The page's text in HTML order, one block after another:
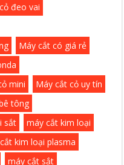
đeo vai
Máy cắt có giá rẻ
mini
Máy cắt cỏ uy tín
tông
sắt
máy cắt kim loại
kim loại plasma
máy cắt sắt